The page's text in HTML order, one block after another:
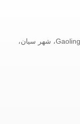
بلوک V5، شهر صنعتی Ronghao، منطقه Gaoling، شهر سیان،